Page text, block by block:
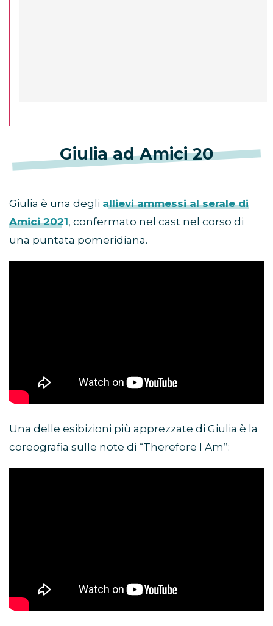
Giulia ad Amici 20
Giulia è una degli allievi ammessi al serale di
Amici 2021, confermato nel cast nel corso di
una puntata pomeridiana.
Una delle esibizioni più apprezzate di Giulia è la
coreografia sulle note di “Therefore I Am”: